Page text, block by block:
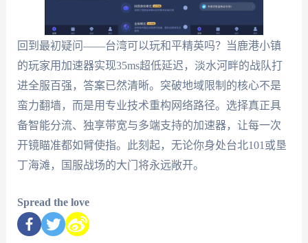
回到最初疑问——台湾可以玩和平精英吗？当鹿港小镇
的玩家用加速器实现35ms超低延迟，淡水河畔的战队打
进全服百强，答案已然清晰。突破地域限制的核心不是
蛮力翻墙，而是用专业技术重构网络路径。选择真正具
备智能分流、独享带宽与多端支持的加速器，让每一次
开镜瞄准都如臂使指。此刻起，无论你身处台北101或垦
丁海滩，国服战场的大门将永远敞开。
Spread the love